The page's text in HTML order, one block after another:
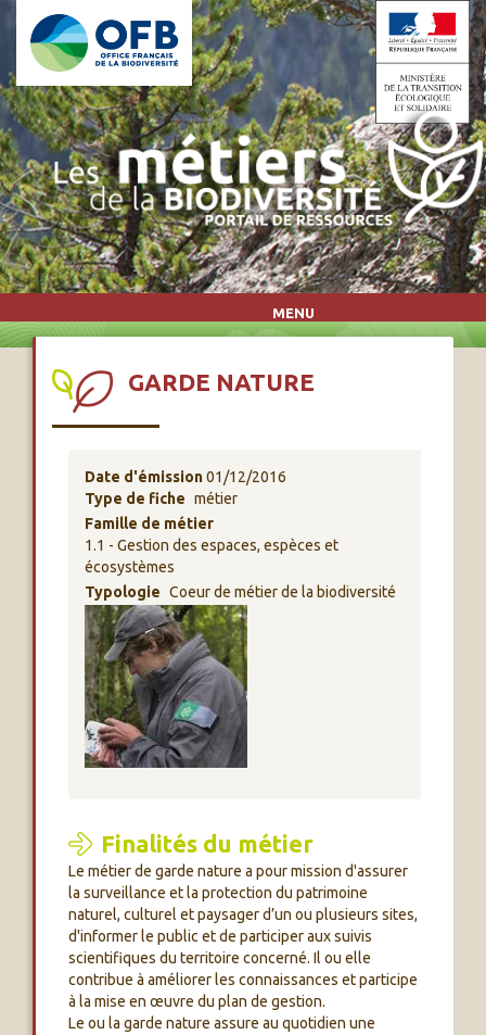
Aller au contenu principal
MENU
GARDE NATURE
Date d'émission01/12/2016
Type de fiche métier
Famille de métier
1.1 - Gestion des espaces, espèces et
écosystèmes
Typologie Coeur de métier de la biodiversité
Finalités du métier
Le métier de garde nature a pour mission d'assurer
la surveillance et la protection du patrimoine
naturel, culturel et paysager d’un ou plusieurs sites,
d'informer le public et de participer aux suivis
scientifiques du territoire concerné. Il ou elle
contribue à améliorer les connaissances et participe
à la mise en œuvre du plan de gestion.
Le ou la garde nature assure au quotidien une